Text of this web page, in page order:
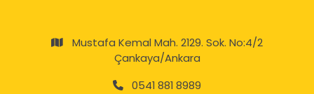
Mustafa Kemal Mah. 2129. Sok. No:4/2
Çankaya/Ankara
0541 881 8989